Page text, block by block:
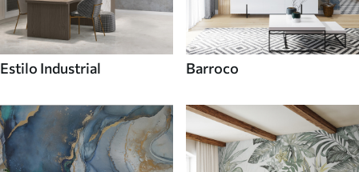
Estilo Industrial Barroco